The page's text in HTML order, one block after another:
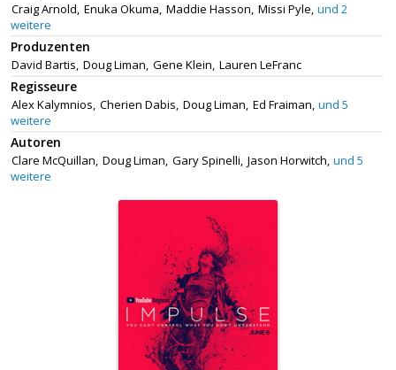
Craig Arnold, Enuka Okuma, Maddie Hasson, Missi Pyle, und 2
weitere
Produzenten
David Bartis, Doug Liman, Gene Klein, Lauren LeFranc
Regisseure
Alex Kalymnios, Cherien Dabis, Doug Liman, Ed Fraiman, und 5
weitere
Autoren
Clare McQuillan, Doug Liman, Gary Spinelli, Jason Horwitch, und 5
weitere